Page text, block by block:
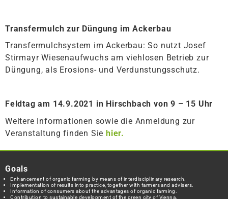
Transfermulch zur Düngung im Ackerbau
Transfermulchsystem im Ackerbau: So nutzt Josef
Stirmayr Wiesenaufwuchs am viehlosen Betrieb zur
Düngung, als Erosions- und Verdunstungsschutz.
Feldtag am 14.9.2021 in Hirschbach von 9 – 15 Uhr
Weitere Informationen sowie die Anmeldung zur
Veranstaltung finden Sie hier.
Goals
Enhancement of organic farming by means of interdisciplinary research.
Implementation of results into practice, together with farmers and advisers.
Information of consumers about the advantages of organic farming.
Contribution to sustainable development of the green city of Vienna.